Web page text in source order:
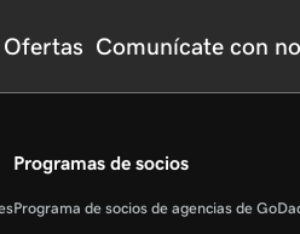
Ofertas Comunícate con
Programas de socios
Programa de socios de agencias de